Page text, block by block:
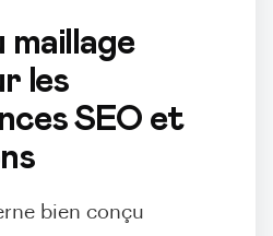
maillage
les
SEO et
bien conçu